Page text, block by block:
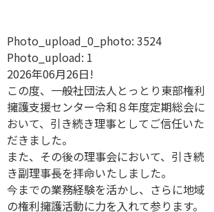
Photo_upload_0_photo: 3524
Photo_upload: 1
2026年06月26日!
この度、一般社団法人とっとり東部権利
擁護支援センター令和８年度定期総会に
おいて、引き続き理事としてご信任いた
だきました。
また、その後の理事会において、引き続
き副理事長を拝命いたしました。
今までの業務経験を活かし、さらに地域
の権利擁護活動に力を入れて参ります。